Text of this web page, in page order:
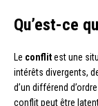
Qu’est-ce
Le conflitest une
intérêts divergents,
d’un différend
conflit peut être